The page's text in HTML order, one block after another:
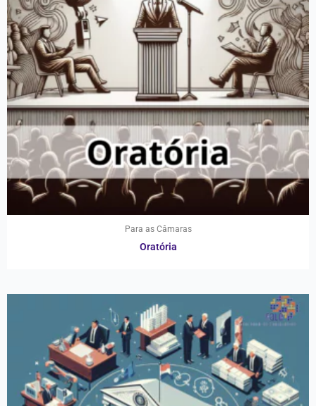
Para as Câmaras
Oratória